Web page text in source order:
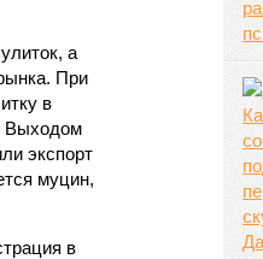
а
При
в
Выходом
экспорт
муцин,
в